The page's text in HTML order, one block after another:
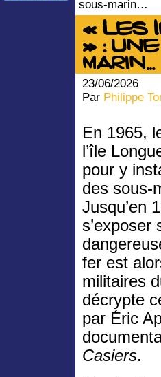
sous-marin…
« Les
» :
marin…
23/06/2026
Par Philippe
En 1965,
l’île
pour y
des sous-
Jusqu’en
s’exposer
fer est
militaires
décrypte
par Éric
Casiers.